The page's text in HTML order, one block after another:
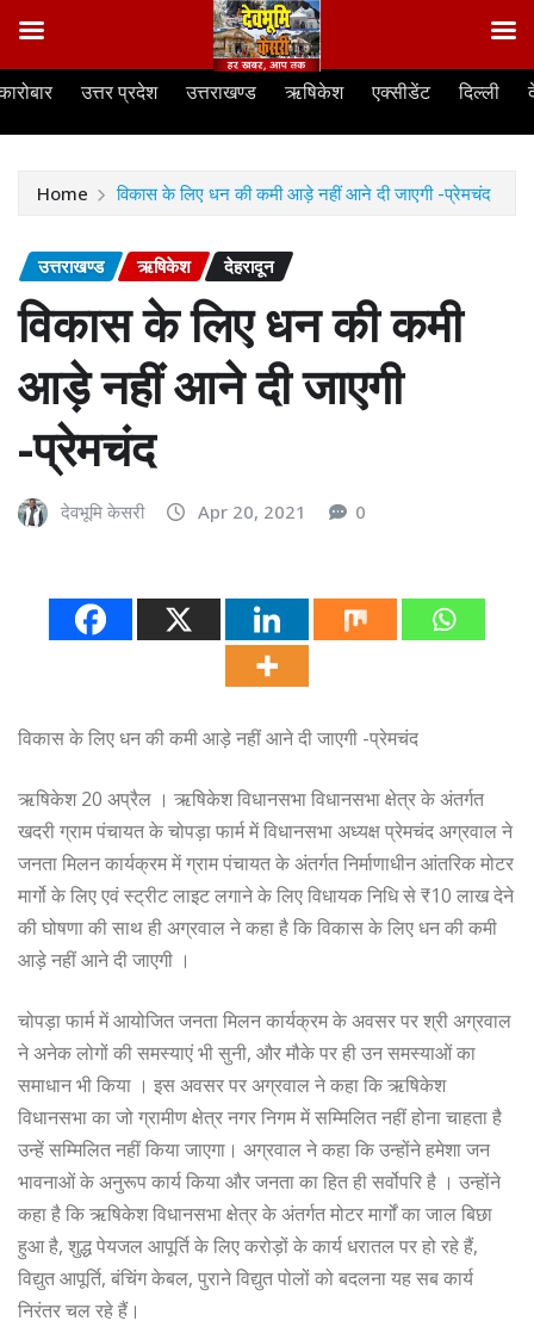
Skip
उत्तर प्रदेश उत्तराखण्ड ऋषिकेश एक्सीडेंट दिल्ली
Home विकास के लिए धन की कमी आड़े नहीं आने दी जाएगी -प्रेमचंद
उत्तराखण्ड ऋषिकेश देहरादून
विकास के लिए धन की कमी
आड़े नहीं आने दी जाएगी
-प्रेमचंद
देवभूमि केसरी Apr 20, 2021 0
विकास के लिए धन की कमी आड़े नहीं आने दी जाएगी -प्रेमचंद
ऋषिकेश 20 अप्रैल । ऋषिकेश विधानसभा विधानसभा क्षेत्र के अंतर्गत
खदरी ग्राम पंचायत के चोपड़ा फार्म में विधानसभा अध्यक्ष प्रेमचंद अग्रवाल ने
जनता मिलन कार्यक्रम में ग्राम पंचायत के अंतर्गत निर्माणाधीन आंतरिक मोटर
मार्गो के लिए एवं स्ट्रीट लाइट लगाने के लिए विधायक निधि से ₹10 लाख देने
की घोषणा की साथ ही अग्रवाल ने कहा है कि विकास के लिए धन की कमी
आड़े नहीं आने दी जाएगी ।
चोपड़ा फार्म में आयोजित जनता मिलन कार्यक्रम के अवसर पर श्री अग्रवाल
ने अनेक लोगों की समस्याएं भी सुनी, और मौके पर ही उन समस्याओं का
समाधान भी किया । इस अवसर पर अग्रवाल ने कहा कि ऋषिकेश
विधानसभा का जो ग्रामीण क्षेत्र नगर निगम में सम्मिलित नहीं होना चाहता है
उन्हें सम्मिलित नहीं किया जाएगा। अग्रवाल ने कहा कि उन्होंने हमेशा जन
भावनाओं के अनुरूप कार्य किया और जनता का हित ही सर्वोपरि है । उन्होंने
कहा है कि ऋषिकेश विधानसभा क्षेत्र के अंतर्गत मोटर मार्गों का जाल बिछा
हुआ है, शुद्ध पेयजल आपूर्ति के लिए करोड़ों के कार्य धरातल पर हो रहे हैं,
विद्युत आपूर्ति, बंचिंग केबल, पुराने विद्युत पोलों को बदलना यह सब कार्य
निरंतर चल रहे हैं।